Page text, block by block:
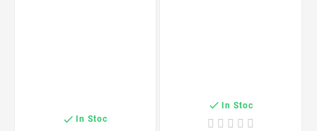
 In Stoc
 In Stoc